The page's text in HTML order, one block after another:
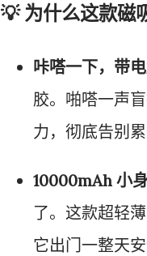
💡 为什么这款磁
咔嗒一下，带电
胶。啪嗒一声
力，彻底告别累
10000mAh 小
了。这款超轻
它出门一整天安